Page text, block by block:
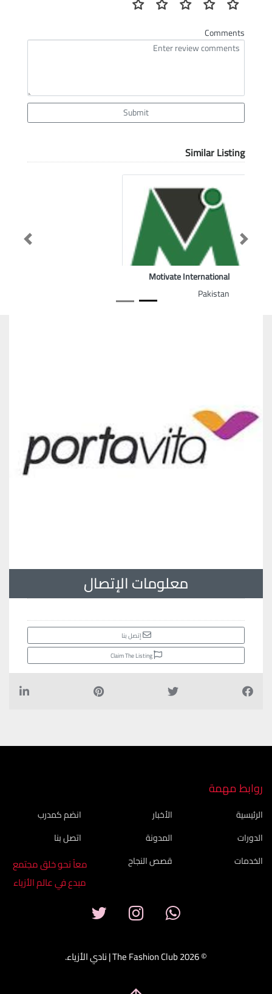
Comments
Submit
Similar Listing
Motivate International
Pakistan
Previous Next
معلومات الإتصال
إتصل بنا
Claim The Listing
روابط مهمة
الرئيسية
الدورات
الخدمات
الأخبار
المدونة
قصص النجاح
انضم كمدرب
اتصل بنا
معاً نحو خلق مجتمع
مبدع في عالم الأزياء
© 2026 The Fashion Club | نادي الأزياء.